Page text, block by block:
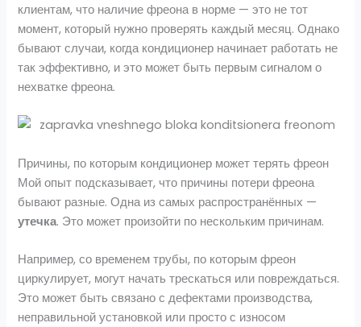
клиентам, что наличие фреона в норме — это не тот
момент, который нужно проверять каждый месяц. Однако
бывают случаи, когда кондиционер начинает работать не
так эффективно, и это может быть первым сигналом о
нехватке фреона.
Причины, по которым кондиционер может терять фреон
Мой опыт подсказывает, что причины потери фреона
бывают разные. Одна из самых распространённых —
утечка. Это может произойти по нескольким причинам.
Например, со временем трубы, по которым фреон
циркулирует, могут начать трескаться или повреждаться.
Это может быть связано с дефектами производства,
неправильной установкой или просто с износом